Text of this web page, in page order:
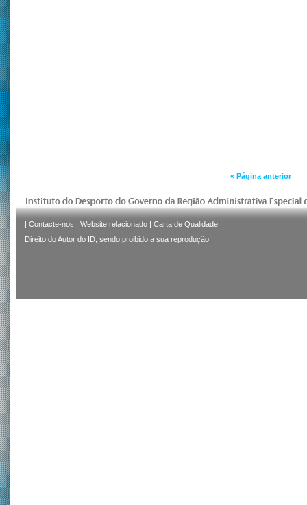
« Página anterior
| Contacte-nos | Website relacionado | Carta de Qualidade |
Direito do Autor do ID, sendo proibido a sua reprodução.